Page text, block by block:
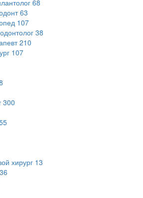
68
63
107
38
210
107
300
хирург 13